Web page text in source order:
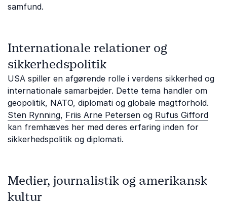
samfund.
Internationale relationer og
sikkerhedspolitik
USA spiller en afgørende rolle i verdens sikkerhed og
internationale samarbejder. Dette tema handler om
geopolitik, NATO, diplomati og globale magtforhold.
Sten Rynning, Friis Arne Petersen og Rufus Gifford
kan fremhæves her med deres erfaring inden for
sikkerhedspolitik og diplomati.
Medier, journalistik og amerikansk
kultur